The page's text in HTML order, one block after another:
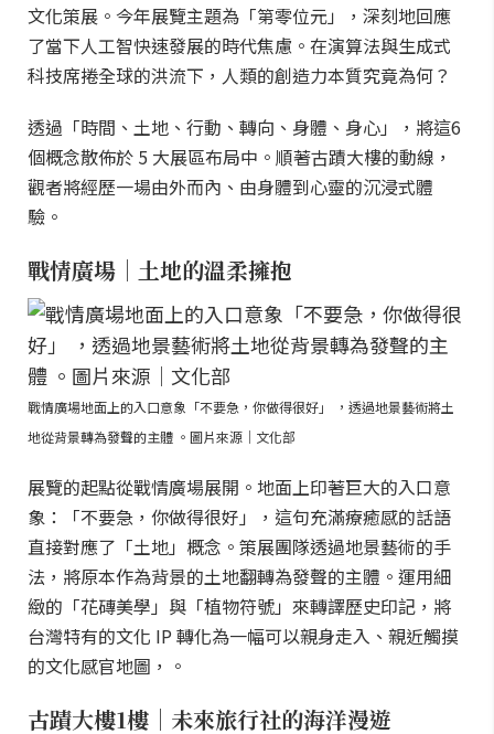
文化策展。今年展覽主題為「第零位元」，深刻地回應
了當下人工智快速發展的時代焦慮。在演算法與生成式
科技席捲全球的洪流下，人類的創造力本質究竟為何？
透過「時間、土地、行動、轉向、身體、身心」，將這6
個概念散佈於 5 大展區布局中。順著古蹟大樓的動線，
觀者將經歷一場由外而內、由身體到心靈的沉浸式體
驗。
戰情廣場｜土地的溫柔擁抱
戰情廣場地面上的入口意象「不要急，你做得很好」 ，透過地景藝術將土
地從背景轉為發聲的主體 。圖片來源｜文化部
展覽的起點從戰情廣場展開。地面上印著巨大的入口意
象：「不要急，你做得很好」，這句充滿療癒感的話語
直接對應了「土地」概念。策展團隊透過地景藝術的手
法，將原本作為背景的土地翻轉為發聲的主體。運用細
緻的「花磚美學」與「植物符號」來轉譯歷史印記，將
台灣特有的文化 IP 轉化為一幅可以親身走入、親近觸摸
的文化感官地圖，。
古蹟大樓1樓｜未來旅行社的海洋漫遊